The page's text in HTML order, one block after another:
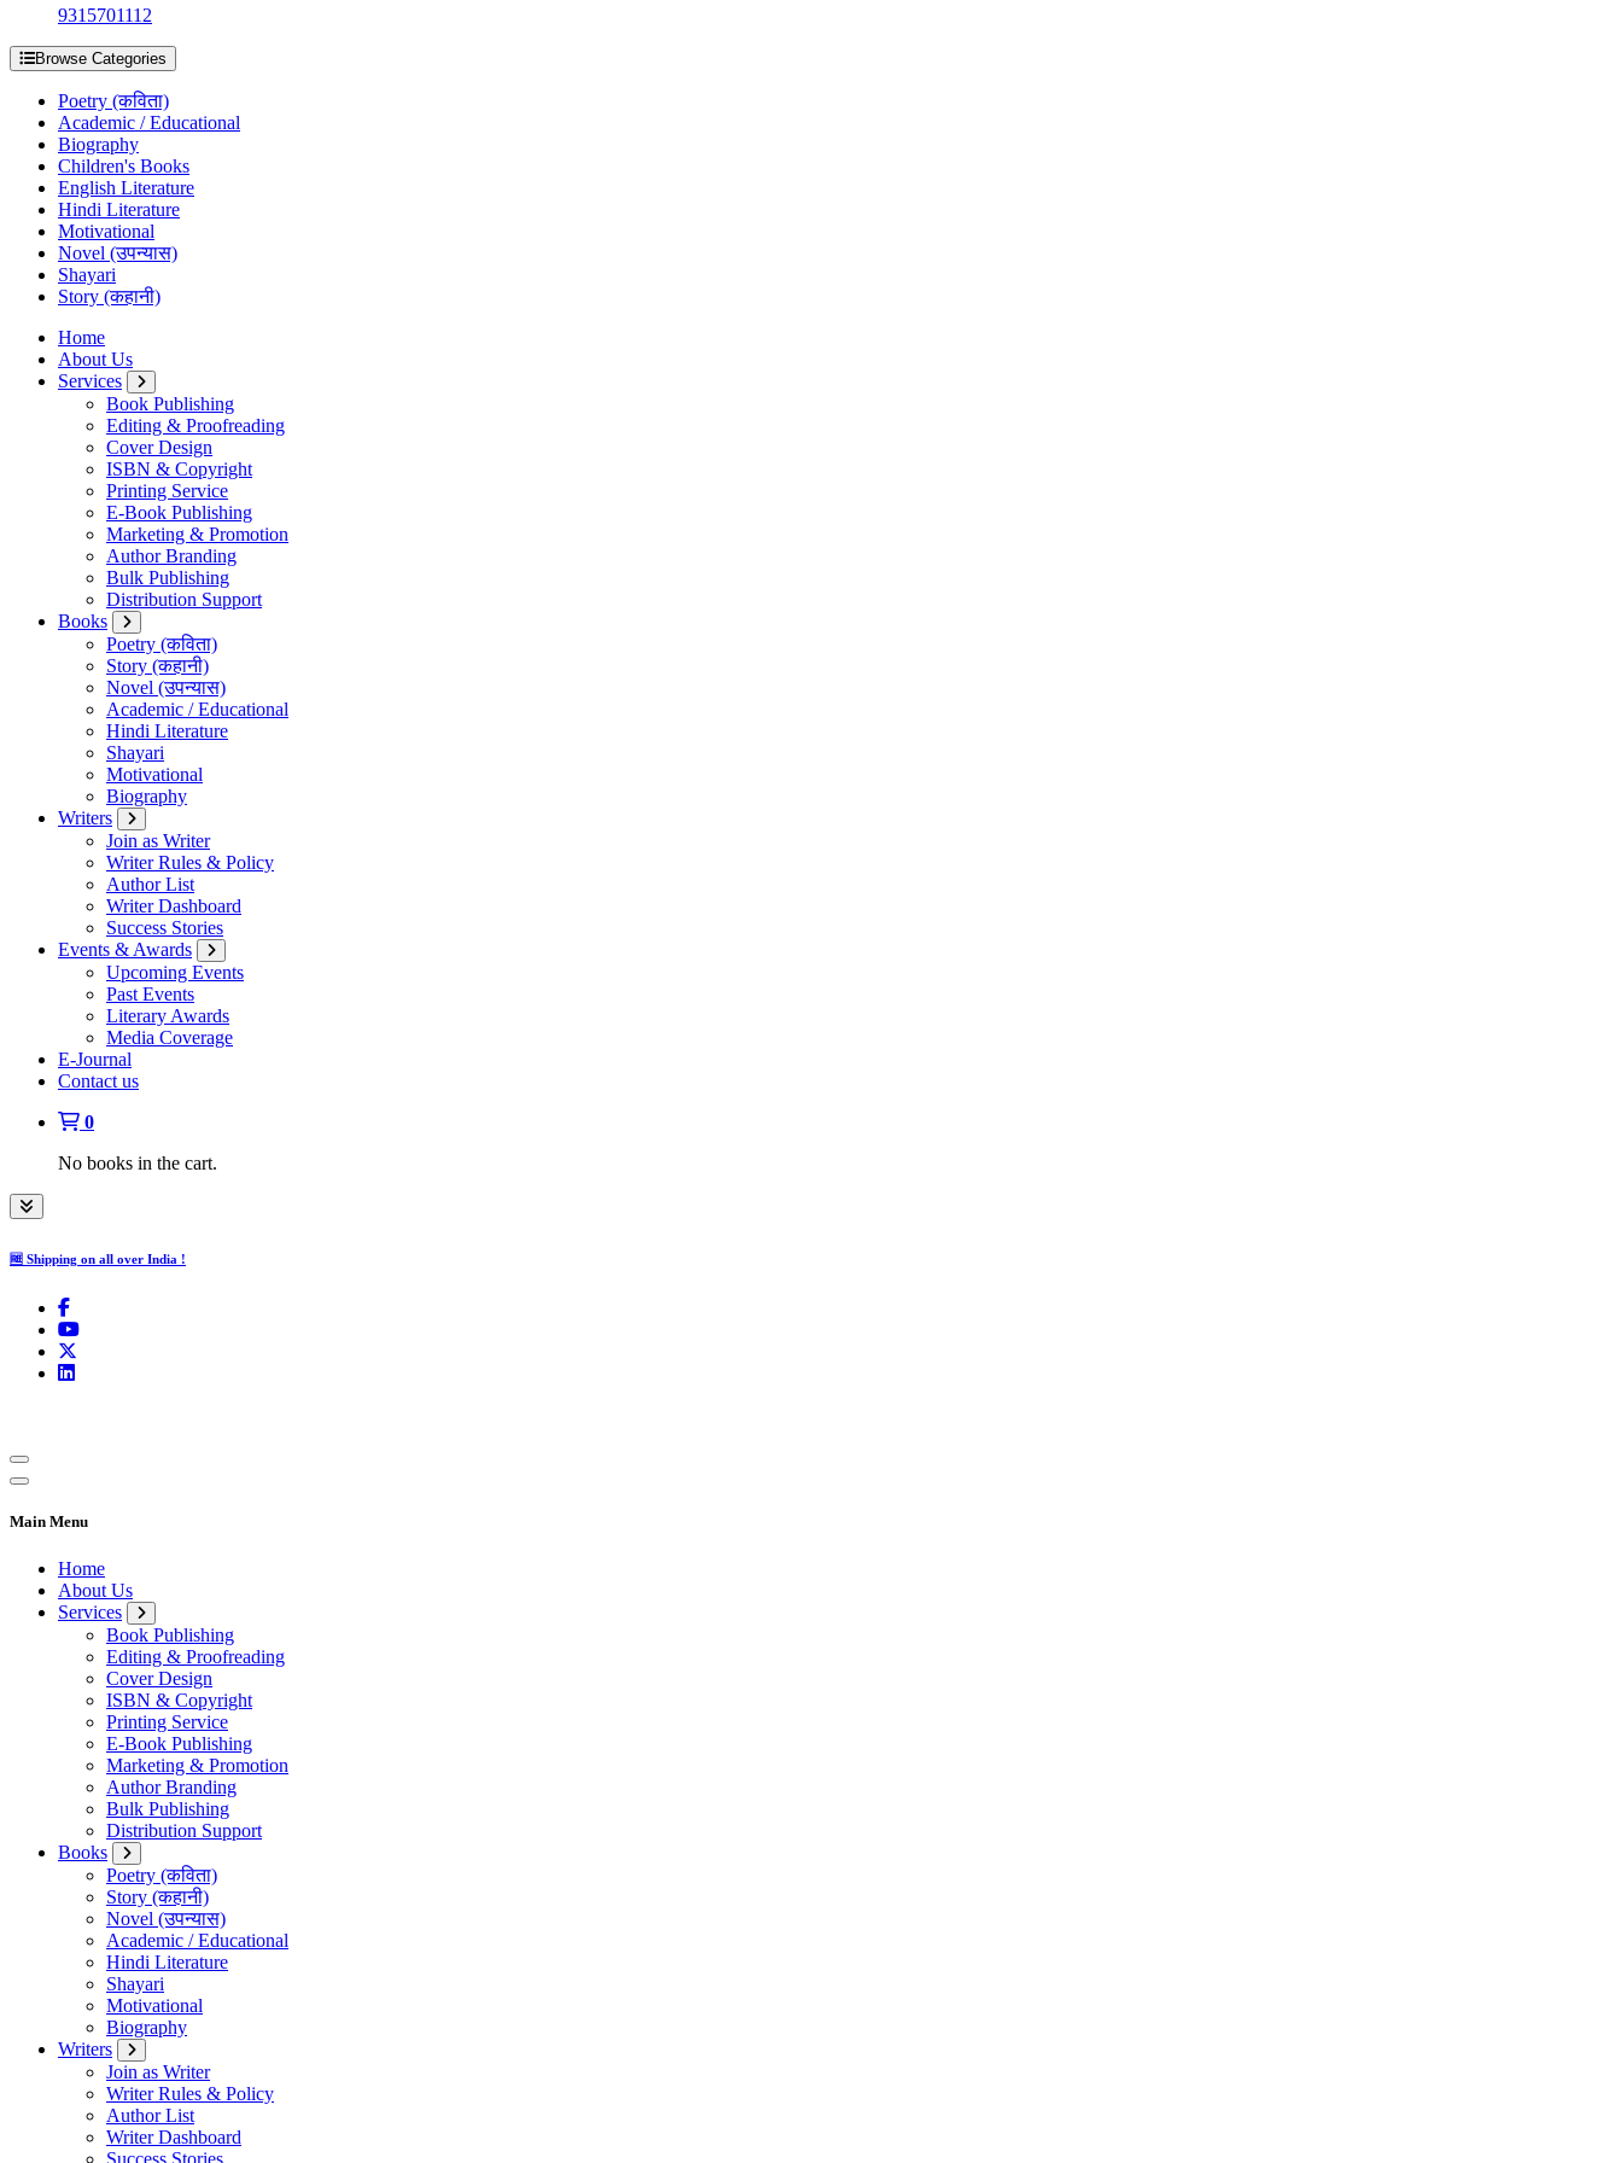
9315701112
Browse Categories
Poetry (कविता)
Academic / Educational
Biography
Children's Books
English Literature
Hindi Literature
Motivational
Novel (उपन्यास)
Shayari
Story (कहानी)
Home
About Us
Services
Book Publishing
Editing & Proofreading
Cover Design
ISBN & Copyright
Printing Service
E-Book Publishing
Marketing & Promotion
Author Branding
Bulk Publishing
Distribution Support
Books
Poetry (कविता)
Story (कहानी)
Novel (उपन्यास)
Academic / Educational
Hindi Literature
Shayari
Motivational
Biography
Writers
Join as Writer
Writer Rules & Policy
Author List
Writer Dashboard
Success Stories
Events & Awards
Upcoming Events
Past Events
Literary Awards
Media Coverage
E-Journal
Contact us
0
No books in the cart.
🆓 Shipping on all over India !
Main Menu
Home
About Us
Services
Book Publishing
Editing & Proofreading
Cover Design
ISBN & Copyright
Printing Service
E-Book Publishing
Marketing & Promotion
Author Branding
Bulk Publishing
Distribution Support
Books
Poetry (कविता)
Story (कहानी)
Novel (उपन्यास)
Academic / Educational
Hindi Literature
Shayari
Motivational
Biography
Writers
Join as Writer
Writer Rules & Policy
Author List
Writer Dashboard